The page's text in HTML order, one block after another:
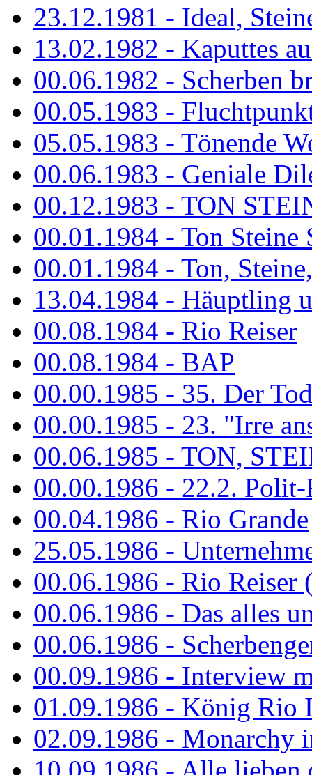
23.12.1981 - Ideal,
13.02.1982 - Kaputtes
00.06.1982 - Scherben
00.05.1983 -
05.05.1983 - Tönende
00.06.1983 - Geniale
00.12.1983 - TON
00.01.1984 - Ton Steine
00.01.1984 - Ton,
13.04.1984 - Häuptling
00.08.1984 - Rio Reiser
00.08.1984 - BAP
00.00.1985 - 35. Der
00.00.1985 - 23. "Irre
00.06.1985 - TON,
00.00.1986 - 22.2.
00.04.1986 - Rio Grande
25.05.1986 -
00.06.1986 - Rio Reiser
00.06.1986 - Das alles
00.06.1986 -
00.09.1986 - Interview
01.09.1986 - König Rio
02.09.1986 - Monarchy